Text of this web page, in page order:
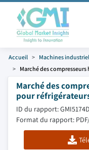
Accueil Machines
Marché des
Marché des
pour
ID du rapport: GMI5174
Format du rapport: